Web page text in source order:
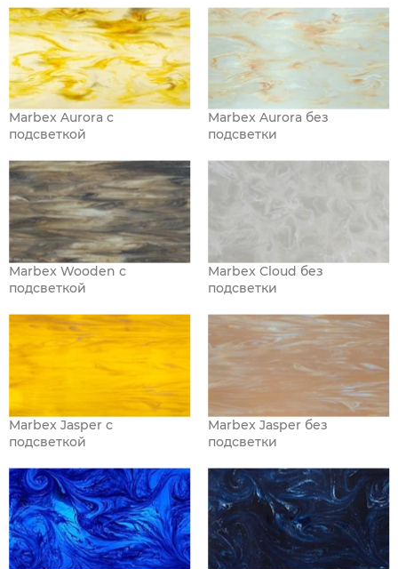
Marbex Aurora с
подсветкой
Marbex Aurora без
подсветки
Marbex Wooden с
подсветкой
Marbex Cloud без
подсветки
Marbex Jasper с
подсветкой
Marbex Jasper без
подсветки